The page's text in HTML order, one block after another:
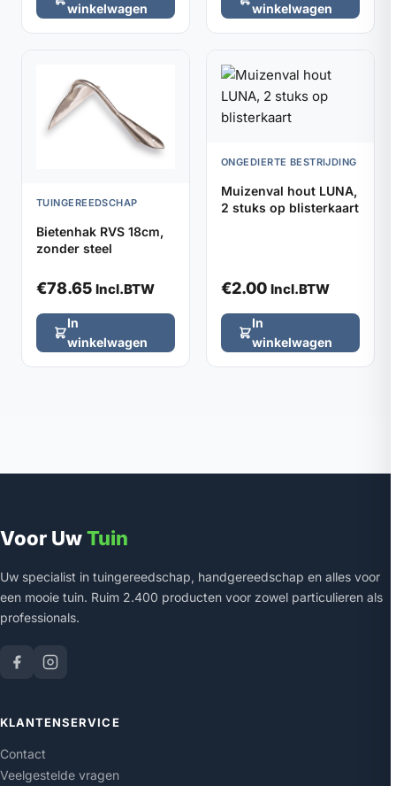
winkelwagen
winkelwagen
TUINGEREEDSCHAP
Bietenhak RVS 18cm,
zonder steel
€78.65 Incl.BTW
In
winkelwagen
ONGEDIERTE BESTRIJDING
Muizenval hout LUNA,
2 stuks op blisterkaart
€2.00 Incl.BTW
In
winkelwagen
Voor UwTuin
Uw specialist in tuingereedschap, handgereedschap en alles voor
een mooie tuin. Ruim 2.400 producten voor zowel particulieren als
professionals.
KLANTENSERVICE
Contact
Veelgestelde vragen